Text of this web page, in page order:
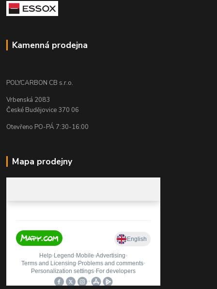
Kamenná prodejna
POLYCARBON CB s.r.o.
Vrbenská 2083
České Budějovice 370 06
Otevřeno PO-PÁ 7:30-16:00
Mapa prodejny